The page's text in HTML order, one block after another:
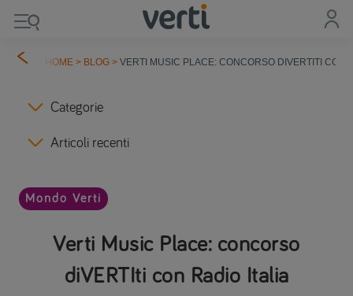
HOME > BLOG >VERTI MUSIC PLACE: CONCORSO DIVERTITI CON
Categorie
Articoli recenti
Verti Music Place: concorso
diVERTIti con Radio Italia
Mondo Verti